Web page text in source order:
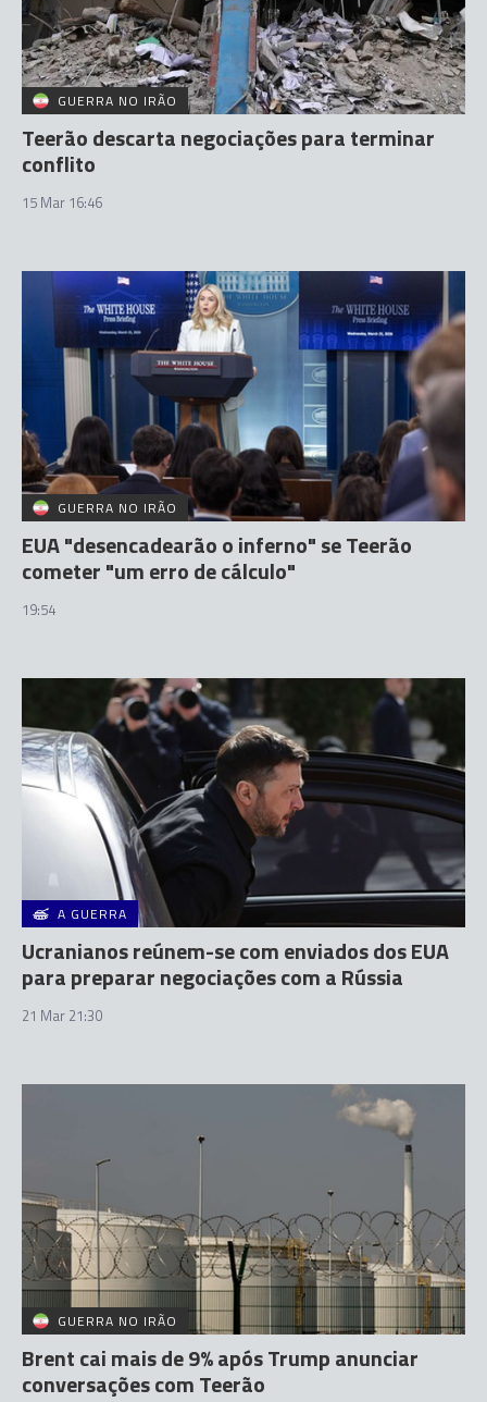
GUERRA NO IRÃO
Teerão descarta negociações para terminar
conflito
15 Mar 16:46
GUERRA NO IRÃO
EUA "desencadearão o inferno" se Teerão
cometer "um erro de cálculo"
19:54
A GUERRA
Ucranianos reúnem-se com enviados dos EUA
para preparar negociações com a Rússia
21 Mar 21:30
GUERRA NO IRÃO
Brent cai mais de 9% após Trump anunciar
conversações com Teerão